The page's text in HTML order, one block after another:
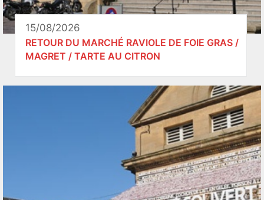
15/08/2026
RETOUR DU MARCHÉ RAVIOLE DE FOIE GRAS /
MAGRET / TARTE AU CITRON